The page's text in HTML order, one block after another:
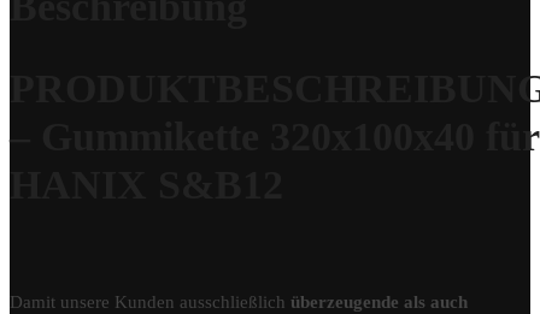
– Gummikette 320x100x40 für
Damit unsere Kunden ausschließlich überzeugende als auch